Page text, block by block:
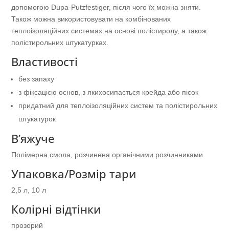
допомогою Dupa-Putzfestiger, після чого їх можна зняти.
Також можна використовувати на комбінованих
теплоізоляційних системах на основі полістиролу, а також
полістирольних штукатурках.
Властивості
без запаху
з фіксацією основ, з якихосипається крейда або пісок
придатний для теплоізоляційних систем та полістирольних
штукатурок
В’яжуче
Полімерна смола, розчинена органічними розчинниками.
Упаковка/Розмір тари
2,5 л, 10 л
Колірні відтінки
прозорий